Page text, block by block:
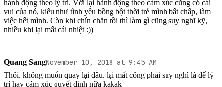
hành động theo lý trí. Với lại hành động theo cảm xúc cũng có cái
vui của nó, kiểu như tình yêu bồng bột thời trẻ mình bất chấp, làm
việc hết mình. Còn khi chín chắn rồi thì làm gì cũng suy nghĩ kỹ,
nhiều khi lại mất cái nhiệt :))
Quang SangNovember 10, 2018 at 9:45 AM
Thôi. không muốn quay lại đâu. lại mất công phải suy nghĩ là để lý
trí hay cảm xúc quyết định nữa kakak